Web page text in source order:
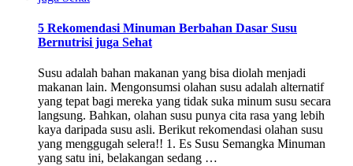
5 Rekomendasi Minuman Berbahan Dasar Susu
Bernutrisi juga Sehat
Susu adalah bahan makanan yang bisa diolah menjadi
makanan lain. Mengonsumsi olahan susu adalah alternatif
yang tepat bagi mereka yang tidak suka minum susu secara
langsung. Bahkan, olahan susu punya cita rasa yang lebih
kaya daripada susu asli. Berikut rekomendasi olahan susu
yang menggugah selera!! 1. Es Susu Semangka Minuman
yang satu ini, belakangan sedang …